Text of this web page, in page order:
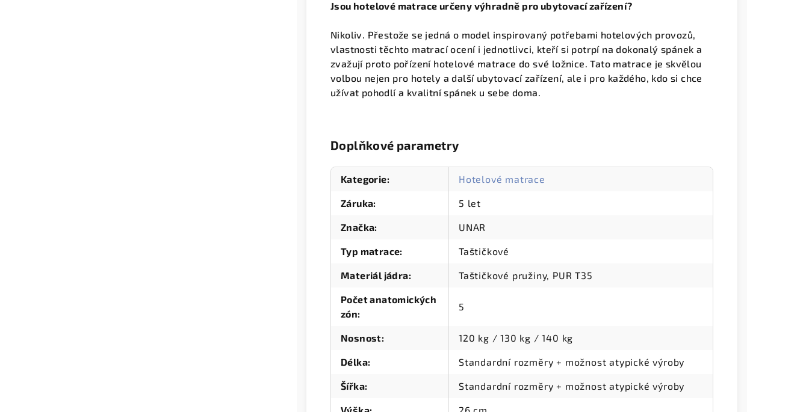
Jsou hotelové matrace určeny výhradně pro ubytovací zařízení?
Nikoliv. Přestože se jedná o model inspirovaný potřebami hotelových provozů,
vlastnosti těchto matrací ocení i jednotlivci, kteří si potrpí na dokonalý spánek a
zvažují proto pořízení hotelové matrace do své ložnice. Tato matrace je skvělou
volbou nejen pro hotely a další ubytovací zařízení, ale i pro každého, kdo si chce
užívat pohodlí a kvalitní spánek u sebe doma.
Doplňkové parametry
Kategorie: Hotelové matrace
Záruka: 5 let
Značka: UNAR
Typ matrace: Taštičkové
Materiál jádra: Taštičkové pružiny, PUR T35
Počet anatomických
zón:
5
Nosnost: 120 kg / 130 kg / 140 kg
Délka: Standardní rozměry + možnost atypické výroby
Šířka: Standardní rozměry + možnost atypické výroby
Výška: 26 cm